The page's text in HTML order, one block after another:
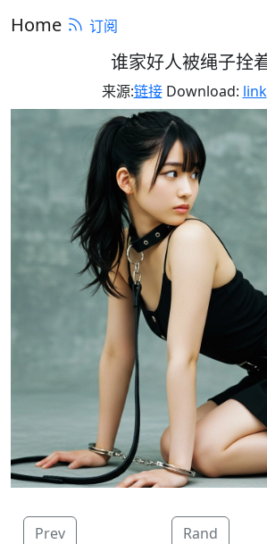
Home 订阅
谁家好人被绳子拴
来源:链接Download: link
Prev Rand